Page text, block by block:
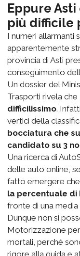
Eppure
più difficile
I numeri allarmanti
apparentemente
provincia di Asti
conseguimento
Un dossier del
Trasporti rivela che
difficilissimo.
vertici della
bocciatura che
candidato su 3
Una ricerca di
delle auto online,
fatto emergere che,
la percentuale di
fronte di una media
Dunque non si
Motorizzazione
mortali, perché
rigore alla guida e